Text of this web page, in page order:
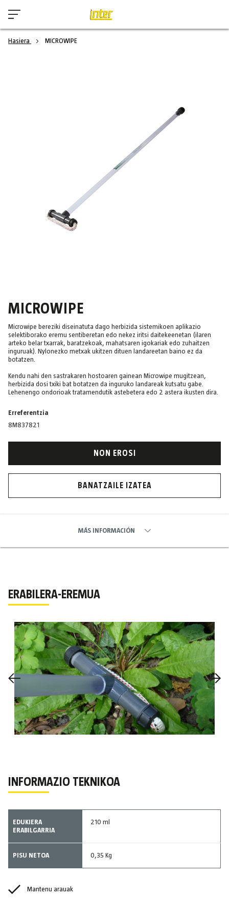
Hasiera MICROWIPE
MICROWIPE
Microwipe bereziki diseinatuta dago herbizida sistemikoen aplikazio
selektiborako eremu sentiberetan edo nekez iritsi daitekeenetan (ilaren
arteko belar txarrak, baratzekoak, mahatsaren igokariak edo zuhaitzen
inguruak). Nylonezko metxak ukitzen dituen landareetan baino ez da
botatzen.
Kendu nahi den sastrakaren hostoaren gainean Microwipe mugitzean,
herbizida dosi txiki bat botatzen da inguruko landareak kutsatu gabe.
Lehenengo ondorioak tratamendutik astebetera edo 2 astera ikusten dira.
Erreferentzia
8M837821
NON EROSI
BANATZAILE IZATEA
MÁS INFORMACIÓN
ERABILERA-EREMUA
INFORMAZIO TEKNIKOA
EDUKIERA
ERABILGARRIA
210 ml
PISU NETOA 0,35 Kg
Mantenu arauak